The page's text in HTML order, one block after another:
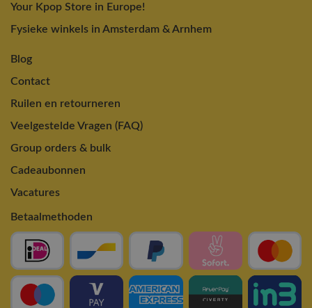
Your Kpop Store in Europe!
Fysieke winkels in Amsterdam & Arnhem
Blog
Contact
Ruilen en retourneren
Veelgestelde Vragen (FAQ)
Group orders & bulk
Cadeaubonnen
Vacatures
Betaalmethoden